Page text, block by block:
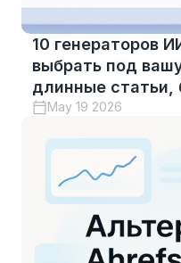
10 генераторов
выбрать под
длинные
May 19 2026